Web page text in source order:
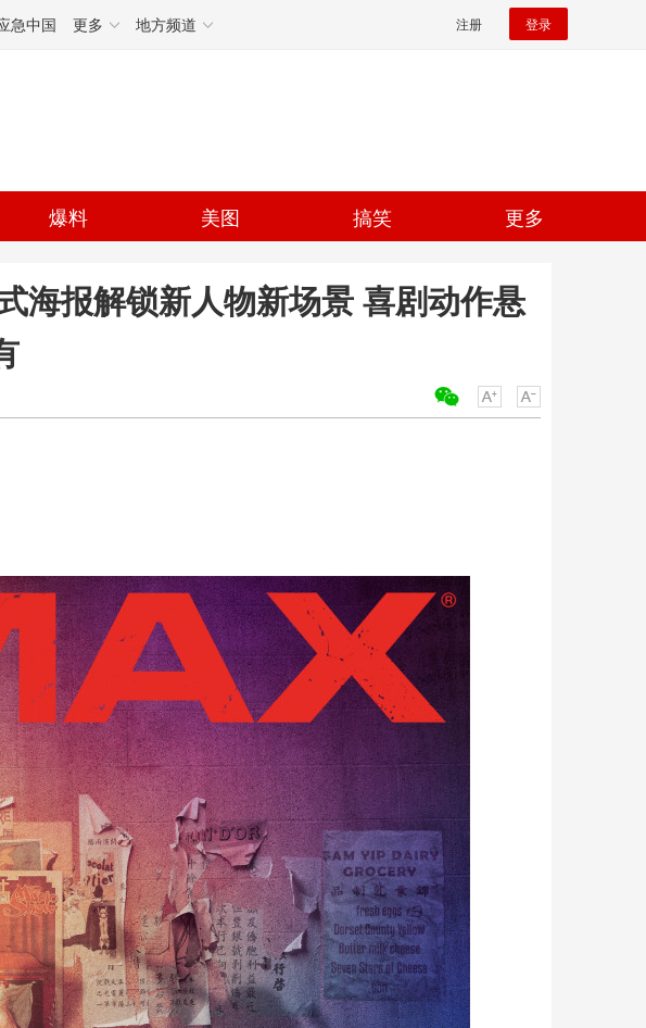
急中国 更多 地方频道 注册 登录
爆料 美图 搞笑 更多
海报解锁新人物新场景 喜剧动作悬